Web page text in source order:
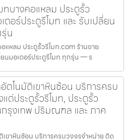
ทบางคอแหลม ประตูรั้ว
อร์ประตูรีโมท และ รับเปลี่ยน
น
แหลม ประตูรั้วรีโมท.com ร้านขาย
ยนมอเตอร์ประตูรีโมท ทุกรุ่น — ร
ตโนมัติเขาหินซ้อน บริการครบ
ต่ประตูรั้วรีโมท, ประตูรั้ว
รุงเทพ ปริมณฑล และ ภาค
ขาหินซ้อน บริการครบวงจรจำหน่าย ติด